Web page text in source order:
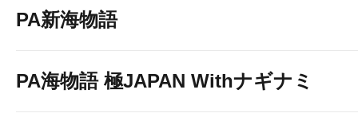
PA新海物語
PA海物語 極JAPAN Withナギナミ